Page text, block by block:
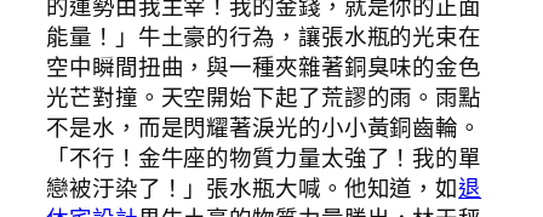
能量！」牛土豪的行為，讓張水瓶的光束在
空中瞬間扭曲，與一種夾雜著銅臭味的金色
光芒對撞。天空開始下起了荒謬的雨。雨點
不是水，而是閃耀著淚光的小小黃銅齒輪。
「不行！金牛座的物質力量太強了！我的單
戀被汙染了！」張水瓶大喊。他知道，如退